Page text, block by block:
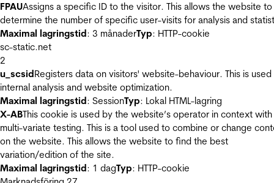
FPAUAssigns a specific ID to the visitor. This allows the website to
determine the number of specific user-visits for analysis and
Maximal lagringstid: 3 månaderTyp: HTTP-cookie
sc-static.net
2
u_scsidRegisters data on visitors' website-behaviour. This is
internal analysis and website optimization.
Maximal lagringstid: SessionTyp: Lokal HTML-lagring
X-ABThis cookie is used by the website’s operator in context with
multi-variate testing. This is a tool used to combine or change
on the website. This allows the website to find the best
variation/edition of the site.
Maximal lagringstid: 1 dagTyp: HTTP-cookie